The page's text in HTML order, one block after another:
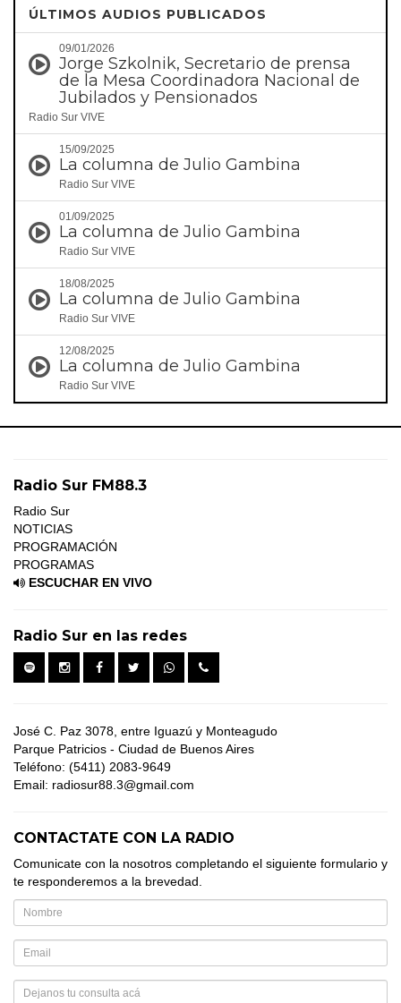
ÚLTIMOS AUDIOS PUBLICADOS
09/01/2026
Jorge Szkolnik, Secretario de prensa
de la Mesa Coordinadora Nacional de
Jubilados y Pensionados
Radio Sur VIVE
15/09/2025
La columna de Julio Gambina
Radio Sur VIVE
01/09/2025
La columna de Julio Gambina
Radio Sur VIVE
18/08/2025
La columna de Julio Gambina
Radio Sur VIVE
12/08/2025
La columna de Julio Gambina
Radio Sur VIVE
Radio Sur FM88.3
Radio Sur
NOTICIAS
PROGRAMACIÓN
PROGRAMAS
ESCUCHAR EN VIVO
Radio Sur en las redes
José C. Paz 3078, entre Iguazú y Monteagudo
Parque Patricios - Ciudad de Buenos Aires
Teléfono: (5411) 2083-9649
Email: radiosur88.3@gmail.com
CONTACTATE CON LA RADIO
Comunicate con la nosotros completando el siguiente formulario y
te responderemos a la brevedad.